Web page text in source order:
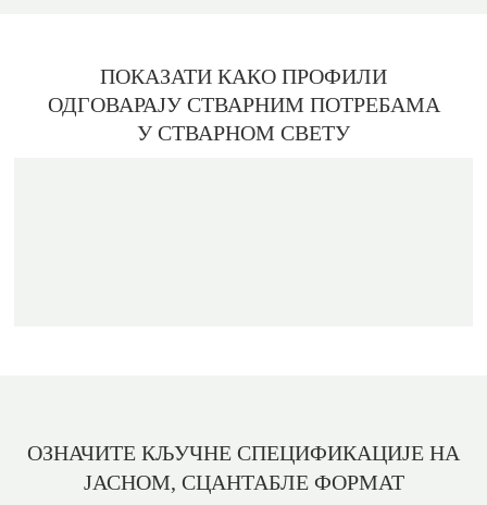
ПОКАЗАТИ КАКО ПРОФИЛИ
ОДГОВАРАЈУ СТВАРНИМ ПОТРЕБАМА
У СТВАРНОМ СВЕТУ
ОЗНАЧИТЕ КЉУЧНЕ СПЕЦИФИКАЦИЈЕ НА
ЈАСНОМ, СЦАНТАБЛЕ ФОРМАТ